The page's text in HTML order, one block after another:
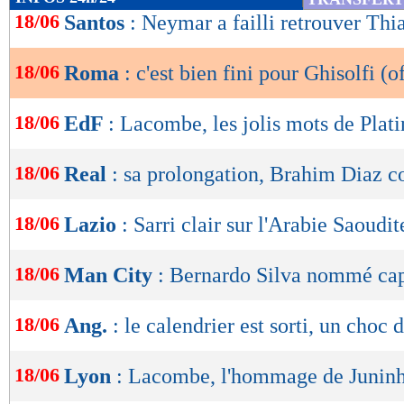
de
OK
18/06 Santos : Neymar a failli retrouver
18/06 Roma : c'est bien fini pour Ghisolfi
18/06 EdF : Lacombe, les jolis mots de
18/06 Real : sa prolongation, Brahim Diaz
18/06 Lazio : Sarri clair sur l'Arabie
18/06 Man City : Bernardo Silva nommé
18/06 Ang. : le calendrier est sorti, un choc
18/06 Lyon : Lacombe, l'hommage de